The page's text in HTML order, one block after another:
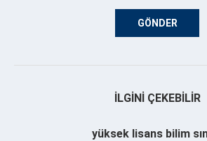
İLGINI ÇEKEBILIR
yüksek lisans bilim